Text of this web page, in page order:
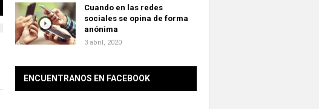
Cuando en las redes
sociales se opina de forma
anónima
3 abril, 2020
ENCUENTRANOS EN FACEBOOK